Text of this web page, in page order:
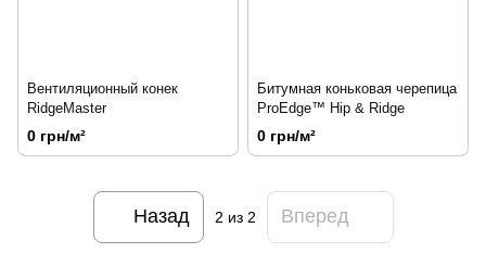
Вентиляционный конек
RidgeMaster
0 грн/м²
Битумная коньковая черепица
ProEdge™ Hip & Ridge
0 грн/м²
Назад 2 из 2 Вперед